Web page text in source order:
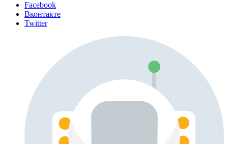
Facebook
Вконтакте
Twitter